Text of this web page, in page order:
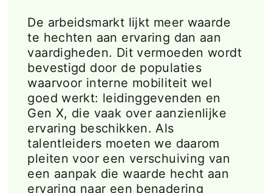
De arbeidsmarkt lijkt meer waarde
te hechten aan ervaring dan aan
vaardigheden. Dit vermoeden wordt
bevestigd door de populaties
waarvoor interne mobiliteit wel
goed werkt: leidinggevenden en
Gen X, die vaak over aanzienlijke
ervaring beschikken. Als
talentleiders moeten we daarom
pleiten voor een verschuiving van
een aanpak die waarde hecht aan
ervaring naar een benadering